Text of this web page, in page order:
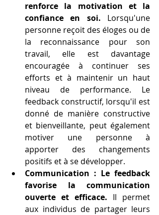
renforce la motivation et la
confiance en soi. Lorsqu'une
personne reçoit des éloges ou de
la reconnaissance pour son
travail, elle est davantage
encouragée à continuer ses
efforts et à maintenir un haut
niveau de performance. Le
feedback constructif, lorsqu'il est
donné de manière constructive
et bienveillante, peut également
motiver une personne à
apporter des changements
positifs et à se développer.
Communication : Le feedback
favorise la communication
ouverte et efficace. Il permet
aux individus de partager leurs